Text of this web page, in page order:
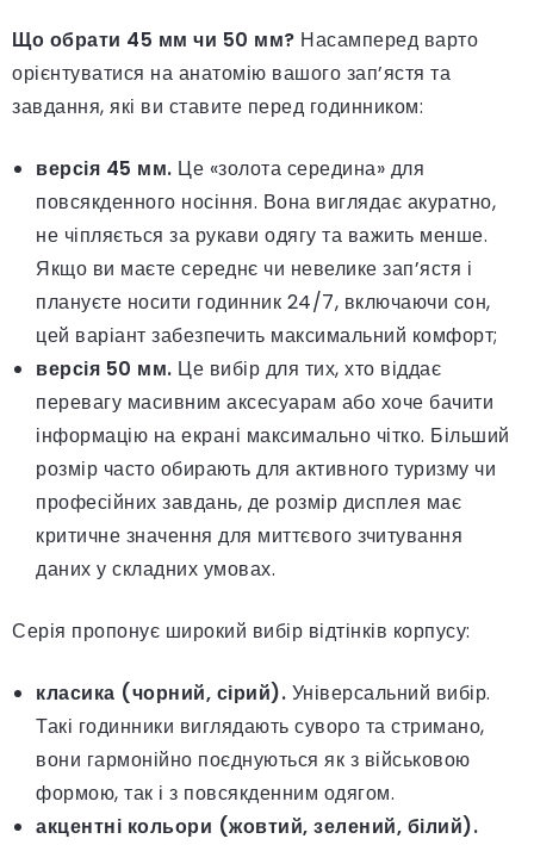
Що обрати 45 мм чи 50 мм? Насамперед варто
орієнтуватися на анатомію вашого зап’ястя та
завдання, які ви ставите перед годинником:
версія 45 мм. Це «золота середина» для
повсякденного носіння. Вона виглядає акуратно,
не чіпляється за рукави одягу та важить менше.
Якщо ви маєте середнє чи невелике зап’ястя і
плануєте носити годинник 24/7, включаючи сон,
цей варіант забезпечить максимальний комфорт;
версія 50 мм. Це вибір для тих, хто віддає
перевагу масивним аксесуарам або хоче бачити
інформацію на екрані максимально чітко. Більший
розмір часто обирають для активного туризму чи
професійних завдань, де розмір дисплея має
критичне значення для миттєвого зчитування
даних у складних умовах.
Серія пропонує широкий вибір відтінків корпусу:
класика (чорний, сірий). Універсальний вибір.
Такі годинники виглядають суворо та стримано,
вони гармонійно поєднуються як з військовою
формою, так і з повсякденним одягом.
акцентні кольори (жовтий, зелений, білий).